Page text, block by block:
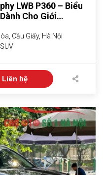
LWB P360 – Biểu
Cho Giới
Cầu Giấy, Hà Nội
SUV
Liên hệ